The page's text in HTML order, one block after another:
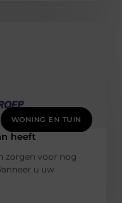
WONING EN TUIN
heeft
zorgen voor nog
u uw